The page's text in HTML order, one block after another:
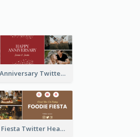
Happy Anniversary Twitter Header
Foodie Fiesta Twitter Header